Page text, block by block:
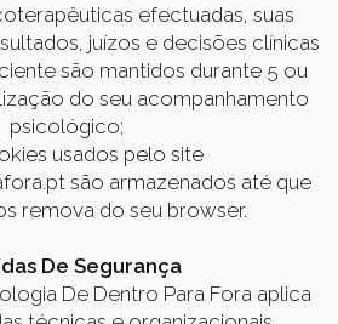
efectuadas, suas
juízos e decisões clínicas
são mantidos durante 5 ou
do seu acompanhamento
psicológico;
usados pelo site
são armazenados até que
remova do seu browser.
De Segurança
De Dentro Para Fora aplica